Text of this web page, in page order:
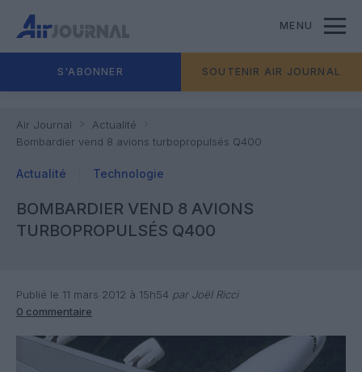
MENU
S'ABONNER SOUTENIR AIR JOURNAL
Air Journal
Actualité
Bombardier vend 8 avions turbopropulsés Q400
Actualité Technologie
BOMBARDIER VEND 8 AVIONS
TURBOPROPULSÉS Q400
Publié le 11 mars 2012 à 15h54 par Joël Ricci
0 commentaire